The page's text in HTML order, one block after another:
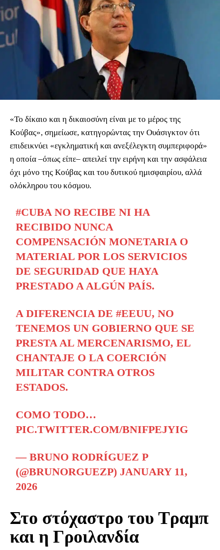
«Το δίκαιο και η δικαιοσύνη είναι με το μέρος της
Κούβας», σημείωσε, κατηγορώντας την Ουάσιγκτον ότι
επιδεικνύει «εγκληματική και ανεξέλεγκτη συμπεριφορά»
η οποία –όπως είπε– απειλεί την ειρήνη και την ασφάλεια
όχι μόνο της Κούβας και του δυτικού ημισφαιρίου, αλλά
ολόκληρου του κόσμου.
#CUBANO RECIBE NI HA
RECIBIDO NUNCA
COMPENSACIÓN MONETARIA O
MATERIAL POR LOS SERVICIOS
DE SEGURIDAD QUE HAYA
PRESTADO A ALGÚN PAÍS.
A DIFERENCIA DE#EEUU, NO
TENEMOS UN GOBIERNO QUE SE
PRESTA AL MERCENARISMO, EL
CHANTAJE O LA COERCIÓN
MILITAR CONTRA OTROS
ESTADOS.
COMO TODO…
PIC.TWITTER.COM/BNIFPEJYIG
— BRUNO RODRÍGUEZ P
(@BRUNORGUEZP) JANUARY 11,
2026
Στο στόχαστρο του Τραμπ
και η Γροιλανδία